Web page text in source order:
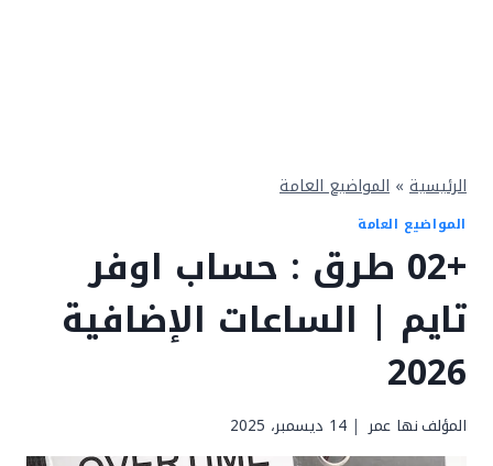
الرئيسية » المواضيع العامة
المواضيع العامة
+02 طرق : حساب اوفر
تايم | الساعات الإضافية
2026
المؤلفنها عمر 14 ديسمبر، 2025